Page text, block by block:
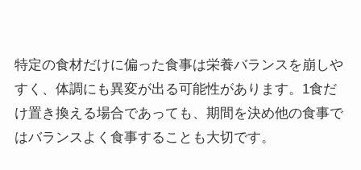
特定の食材だけに偏った食事は栄養バランスを崩しや
すく、体調にも異変が出る可能性があります。1食だ
け置き換える場合であっても、期間を決め他の食事で
はバランスよく食事することも大切です。